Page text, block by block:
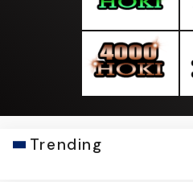
Trending